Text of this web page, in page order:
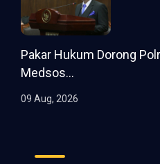
Pakar Hukum Dorong
Medsos...
09 Aug, 2026